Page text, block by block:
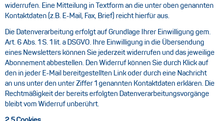
widerrufen. Eine Mitteilung in Textform an die unter oben genannten
Kontaktdaten (z.B. E-Mail, Fax, Brief) reicht hierfür aus.
Die Datenverarbeitung erfolgt auf Grundlage Ihrer Einwilligung gem.
Art. 6 Abs. 1 S. 1 lit. a DSGVO. Ihre Einwilligung in die Übersendung
eines Newsletters können Sie jederzeit widerrufen und das jeweilige
Abonnement abbestellen. Den Widerruf können Sie durch Klick auf
den in jeder E-Mail bereitgestellten Link oder durch eine Nachricht
an uns unter den unter Ziffer 1 genannten Kontaktdaten erklären. Die
Rechtmäßigkeit der bereits erfolgten Datenverarbeitungsvorgänge
bleibt vom Widerruf unberührt.